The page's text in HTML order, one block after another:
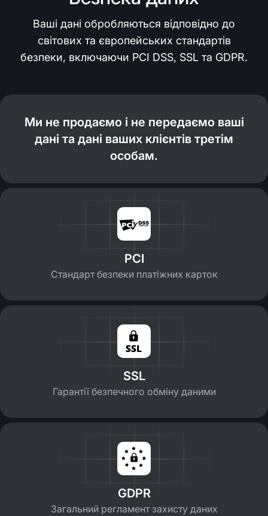
Ваші дані обробляються відповідно до
світових та європейських стандартів
безпеки, включаючи PCI DSS, SSL та GDPR.
Ми не продаємо і не передаємо ваші
дані та дані ваших клієнтів третім
особам.
PCI
Стандарт безпеки платіжних карток
SSL
Гарантії безпечного обміну даними
GDPR
Загальний регламент захисту даних